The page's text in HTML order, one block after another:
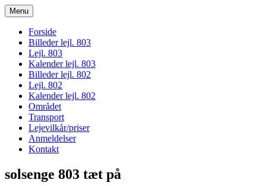
bogodtcostadelsol.dk
Menu
Forside
Billeder lejl. 803
Lejl. 803
Kalender lejl. 803
Billeder lejl. 802
Lejl. 802
Kalender lejl. 802
Området
Transport
Lejevilkår/priser
Anmeldelser
Kontakt
solsenge 803 tæt på